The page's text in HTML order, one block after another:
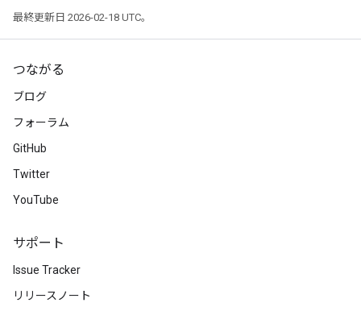
最終更新日 2026-02-18 UTC。
つながる
ブログ
フォーラム
GitHub
Twitter
YouTube
サポート
Issue Tracker
リリースノート